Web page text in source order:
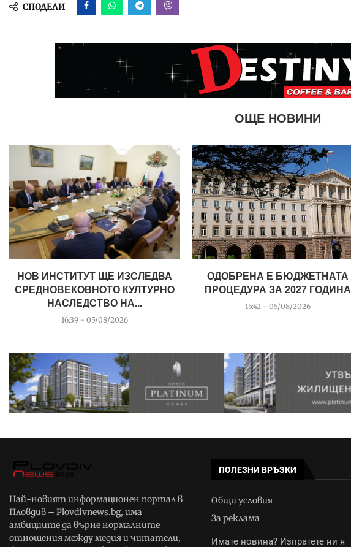
СПОДЕЛИ
ОЩЕ НОВИНИ
НОВ ИНСТИТУТ ЩЕ ИЗСЛЕДВА
СРЕДНОВЕКОВНОТО КУЛТУРНО
НАСЛЕДСТВО НА...
16:39 - 05/08/2026
ОДОБРЕНА Е БЮДЖЕТНАТА
ПРОЦЕДУРА ЗА 2027 ГОДИНА
15:42 - 05/08/2026
Най-новият информационен портал в
Пловдив – Plovdivnews.bg, има
амбициите да върне нормалните
отношения между медия и читатели,
ПОЛЕЗНИ ВРЪЗКИ
Общи условия
За реклама
Имате новина? Изпратете ни я